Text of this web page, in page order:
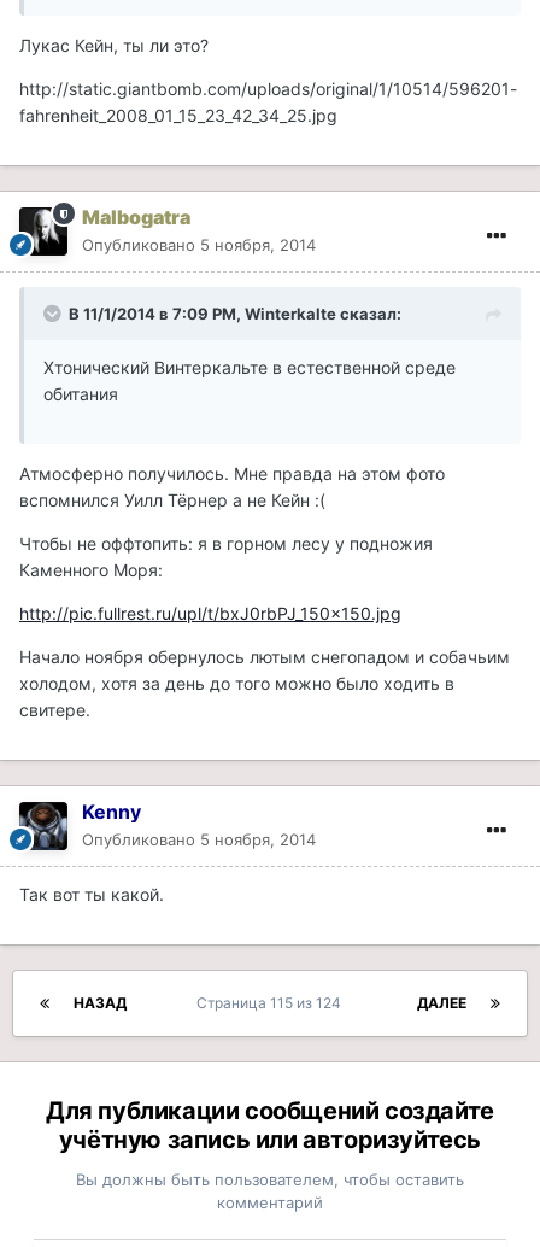
Лукас Кейн, ты ли это?
http://static.giantbomb.com/uploads/original/1/10514/596201-
fahrenheit_2008_01_15_23_42_34_25.jpg
Malbogatra
Опубликовано 5 ноября, 2014
В 11/1/2014 в 7:09 PM, Winterkalte сказал:
Хтонический Винтеркальте в естественной среде
обитания
Атмосферно получилось. Мне правда на этом фото
вспомнился Уилл Тёрнер а не Кейн :(
Чтобы не оффтопить: я в горном лесу у подножия
Каменного Моря:
http://pic.fullrest.ru/upl/t/bxJ0rbPJ_150x150.jpg
Начало ноября обернулось лютым снегопадом и собачьим
холодом, хотя за день до того можно было ходить в
свитере.
Kenny
Опубликовано 5 ноября, 2014
Так вот ты какой.
НАЗАД ДАЛЕЕ
Страница 115 из 124
Для публикации сообщений создайте
учётную запись или авторизуйтесь
Вы должны быть пользователем, чтобы оставить
комментарий